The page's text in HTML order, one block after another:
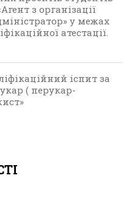
з організації
у межах
атестації.
іспит за
( перукар-